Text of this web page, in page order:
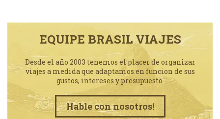
EQUIPE BRASIL VIAJES
Desde el año 2003 tenemos el placer de organizar
viajes a medida que adaptamos en funcion de sus
gustos, intereses y presupuesto.
Hable con nosotros!